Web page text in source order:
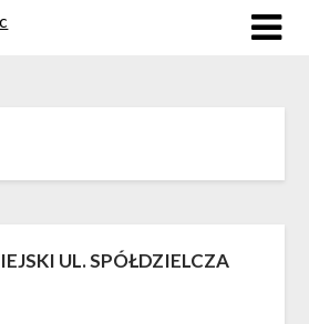
UL. SPÓŁDZIELCZA